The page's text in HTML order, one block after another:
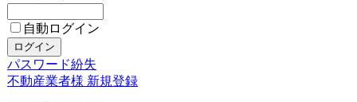
自動ログイン
パスワード紛失
不動産業者様 新規登録